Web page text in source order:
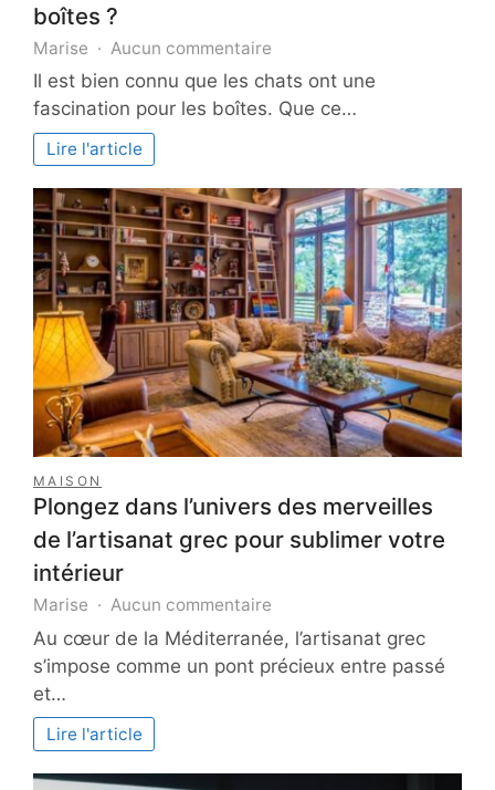
boîtes ?
Marise Aucun commentaire
Pourquoi
les
chats
les
boîtes
?
Il est bien connu que les chats ont une
fascination pour les boîtes. Que ce…
Lire l'article
MAISON
Plongez dans l’univers des merveilles
de l’artisanat grec pour sublimer votre
intérieur
Marise Aucun commentaire
Plongez
dans
l’univers
l’artisanat
Au cœur de la Méditerranée, l’artisanat grec
s’impose comme un pont précieux entre passé
et…
Lire l'article